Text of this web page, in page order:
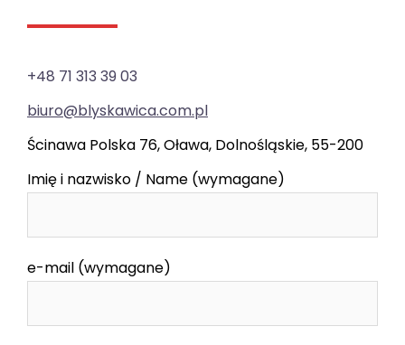
+48 71 313 39 03
biuro@blyskawica.com.pl
Ścinawa Polska 76, Oława, Dolnośląskie, 55-200
Imię i nazwisko / Name (wymagane)
e-mail (wymagane)